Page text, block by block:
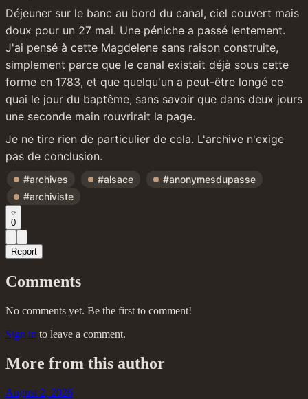
Déjeuner sur le banc au bord du canal, ciel couvert mais
doux pour un 27 mai. Une péniche a passé lentement.
J'ai pensé à cette Magdelene sans raison construite,
simplement parce que le canal existait déjà sous cette
forme en 1783, et que quelqu'un a peut-être longé ce
quai le jour du baptême, sans savoir que dans deux jours
une seconde main rouvrirait la page.
Je ne tire rien de particulier de cela. L'archive n'exige
pas de conclusion.
#archives #alsace
#anonymesdupasse
#archiviste
0
Report
Comments
No comments yet. Be the first to comment!
Sign in to leave a comment.
More from this author
August 2, 2026